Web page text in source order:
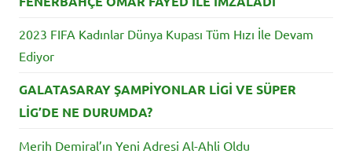
2023 FIFA Kadınlar Dünya Kupası Tüm Hızı İle Devam
Ediyor
GALATASARAY ŞAMPİYONLAR LİGİ VE SÜPER
LİG’DE NE DURUMDA?
Merih Demiral’ın Yeni Adresi Al-Ahli Oldu